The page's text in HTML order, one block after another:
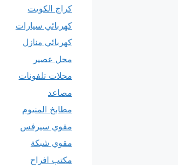
كراج الكويت
كهربائي سيارات
كهربائي منازل
محل عصير
محلات تلفونات
مصاعد
مطابخ المنيوم
مقوي سيرفس
مقوي شبكة
مكتب افراح